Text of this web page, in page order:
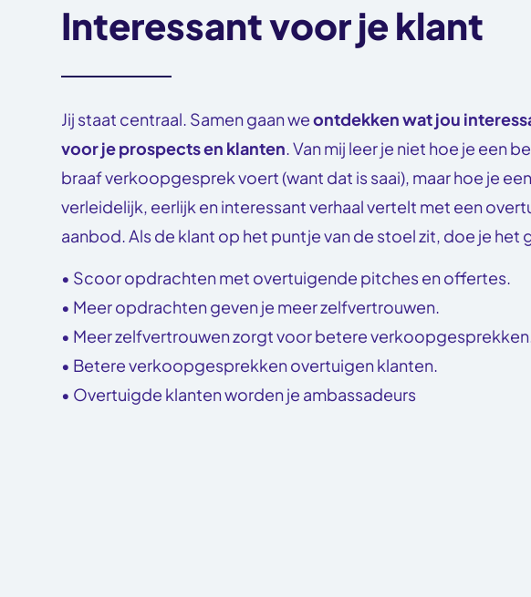
Interessant voor je klant
Jij staat centraal. Samen gaan weontdekken wat jou
voor je prospects en klanten . Van mij leer je niet hoe je een
braaf verkoopgesprek voert (want dat is saai), maar hoe je een
verleidelijk, eerlijk en interessant verhaal vertelt met een
aanbod. Als de klant op het puntje van de stoel zit, doe je het
• Scoor opdrachten met overtuigende pitches en offertes.
• Meer opdrachten geven je meer zelfvertrouwen.
• Meer zelfvertrouwen zorgt voor betere
• Betere verkoopgesprekken overtuigen klanten.
• Overtuigde klanten worden je ambassadeurs